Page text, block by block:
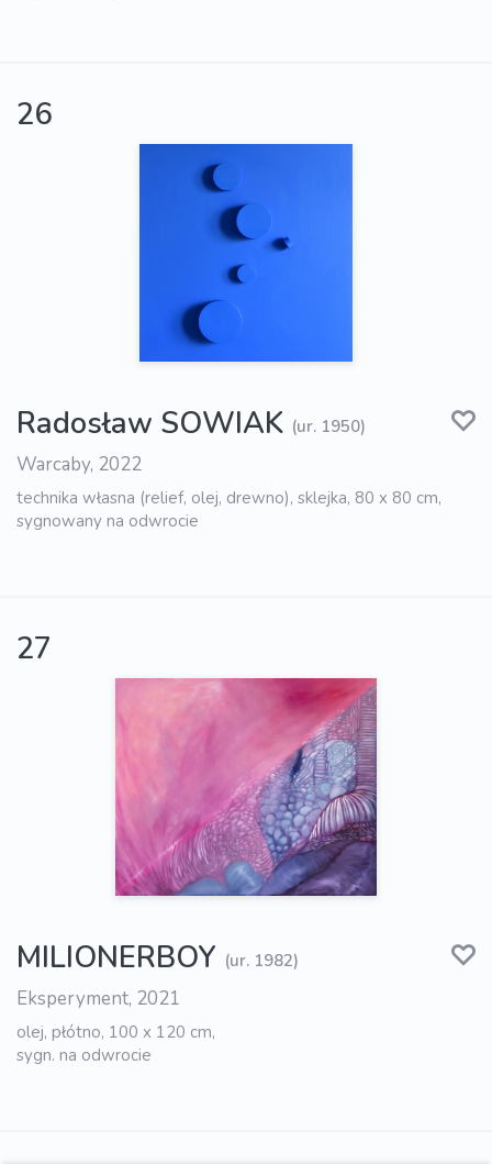
26
Radosław SOWIAK (ur. 1950)
Warcaby, 2022
technika własna (relief, olej, drewno), sklejka, 80 x 80 cm,
sygnowany na odwrocie
27
MILIONERBOY (ur. 1982)
Eksperyment, 2021
olej, płótno, 100 x 120 cm,
sygn. na odwrocie